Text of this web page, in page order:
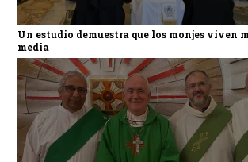
Un estudio demuestra que los monjes viven
media